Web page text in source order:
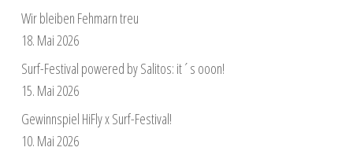
Wir bleiben Fehmarn treu
18. Mai 2026
Surf-Festival powered by Salitos: it´s ooon!
15. Mai 2026
Gewinnspiel HiFly x Surf-Festival!
10. Mai 2026